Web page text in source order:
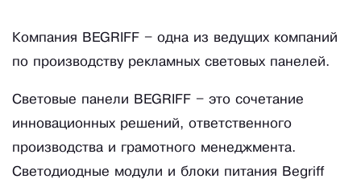
Компания BEGRIFF – одна из ведущих компаний
по производству рекламных световых панелей.
Световые панели BEGRIFF – это сочетание
инновационных решений, ответственного
производства и грамотного менеджмента.
Светодиодные модули и блоки питания Begriff